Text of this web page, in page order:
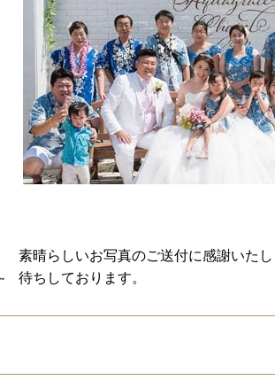
素晴らしいお写真のご送付に感謝いた
待ちしております。